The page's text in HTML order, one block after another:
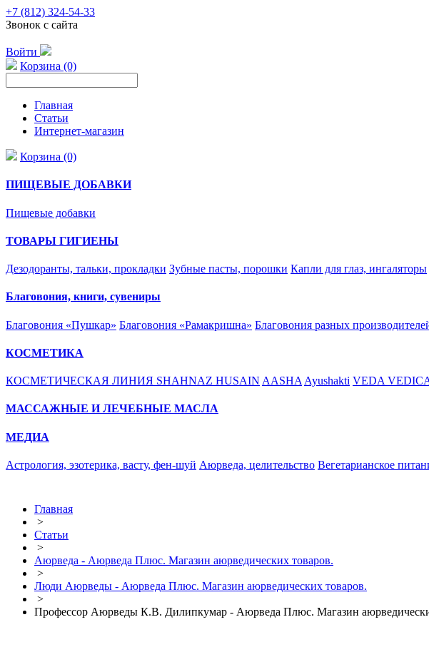
+7 (812) 324-54-33
Звонок с сайта
Войти
Корзина (0)
Главная
Статьи
Интернет-магазин
Корзина (0)
ПИЩЕВЫЕ ДОБАВКИ
Пищевые добавки
ТОВАРЫ ГИГИЕНЫ
Дезодоранты, тальки, прокладки Зубные пасты, порошки Капли для глаз, ингаляторы
Благовония, книги, сувениры
Благовония «Пушкар» Благовония «Рамакришна» Благовония разных
КОСМЕТИКА
КОСМЕТИЧЕСКАЯ ЛИНИЯ SHAHNAZ HUSAIN AASHA Ayushakti VEDA
МАССАЖНЫЕ И ЛЕЧЕБНЫЕ МАСЛА
МЕДИА
Астрология, эзотерика, васту, фен-шуй Аюрведа, целительство Вегетарианское
Главная
>
Статьи
>
Аюрведа - Аюрведа Плюс. Магазин аюрведических товаров.
>
Люди Аюрведы - Аюрведа Плюс. Магазин аюрведических товаров.
>
Профессор Аюрведы К.В. Дилипкумар - Аюрведа Плюс. Магазин